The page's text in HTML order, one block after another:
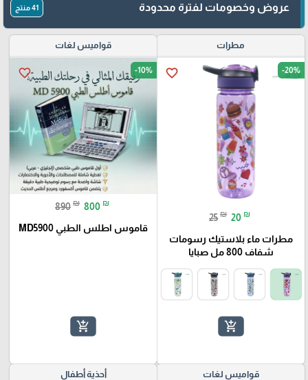
عروض وخصومات لفترة محدودة 41 منتج
مطرات
favorite_border -20%
25 ₪ 20 ₪
مطرات ماء بلاستيك رسومات
شفاف 800 مل صبايا
add_shopping_cart
قواميس لغات
favorite_border -10%
890 ₪ 800 ₪
قاموس اطلس الطبي MD5900
add_shopping_cart
قواميس لغات أحذية أطفال